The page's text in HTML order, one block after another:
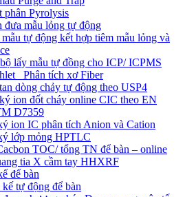
phân Pyrolysis
đưa mẫu lỏng tự động
tự động kết hợp tiêm mẫu lỏng và
lấy mẫu tự đồng cho ICP/ ICPMS
Phân tích xơ Fiber
dòng chảy tự động theo USP4
ion đốt cháy online CIC theo EN
D7359
ion IC phân tích Anion và Cation
lớp mỏng HPTLC
TOC/ tổng TN để bàn – online
tia X cầm tay HHXRF
để bàn
tự động để bàn